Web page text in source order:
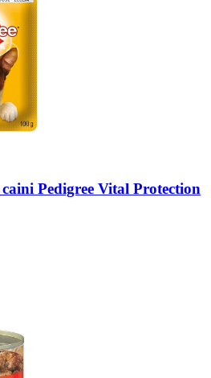
Pedigree Vital Protection